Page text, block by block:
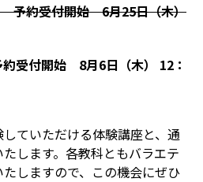
よくあるご質問
約受付開始 6月25日（木）
受付開始
8月6日（木） 12：
ていただける体験講座と、通
します。各教科ともバラエテ
しますので、この機会にぜひ